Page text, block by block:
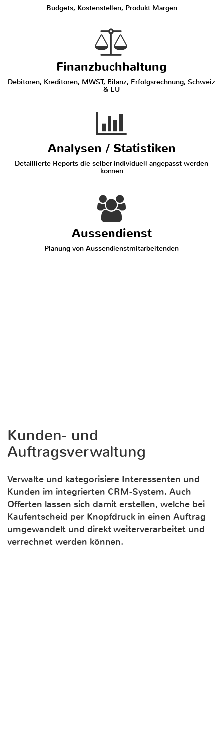
Budgets, Kostenstellen, Produkt Margen
Finanzbuchhaltung
Debitoren, Kreditoren, MWST, Bilanz, Erfolgsrechnung, Schweiz
& EU
Analysen / Statistiken
Detaillierte Reports die selber individuell angepasst werden
können
Aussendienst
Planung von Aussendienstmitarbeitenden
Kunden- und
Auftragsverwaltung
Verwalte und kategorisiere Interessenten und
Kunden im integrierten CRM-System. Auch
Offerten lassen sich damit erstellen, welche bei
Kaufentscheid per Knopfdruck in einen Auftrag
umgewandelt und direkt weiterverarbeitet und
verrechnet werden können.